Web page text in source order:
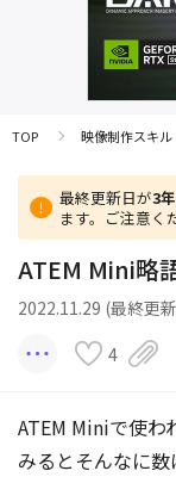
TOP 映像制作スキル
最終更新日が3
ます。ご注意く
ATEM Mini略
2022.11.29 (最終更
4
ATEM Miniで使わ
みるとそんなに